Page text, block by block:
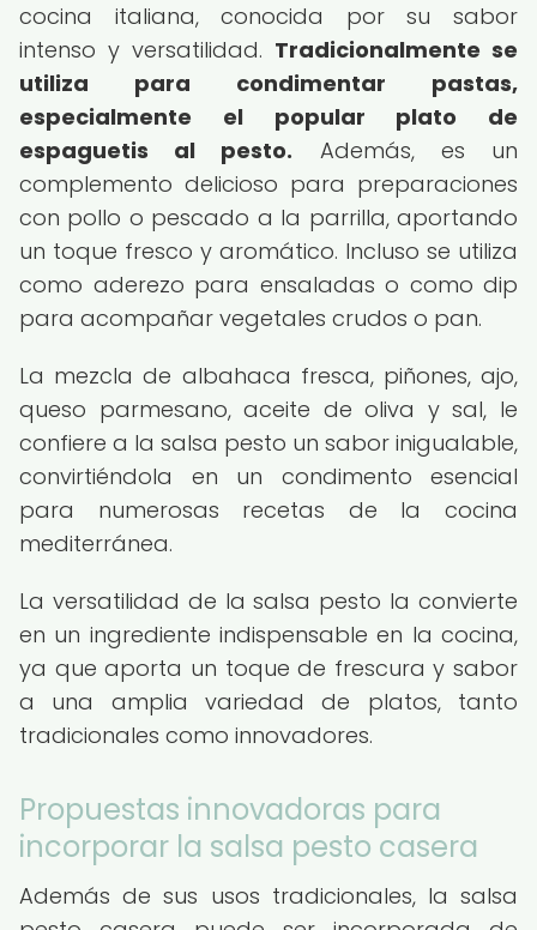
cocina italiana, conocida por su sabor
intenso y versatilidad. Tradicionalmente se
utiliza para condimentar pastas,
especialmente el popular plato de
espaguetis al pesto. Además, es un
complemento delicioso para preparaciones
con pollo o pescado a la parrilla, aportando
un toque fresco y aromático. Incluso se utiliza
como aderezo para ensaladas o como dip
para acompañar vegetales crudos o pan.
La mezcla de albahaca fresca, piñones, ajo,
queso parmesano, aceite de oliva y sal, le
confiere a la salsa pesto un sabor inigualable,
convirtiéndola en un condimento esencial
para numerosas recetas de la cocina
mediterránea.
La versatilidad de la salsa pesto la convierte
en un ingrediente indispensable en la cocina,
ya que aporta un toque de frescura y sabor
a una amplia variedad de platos, tanto
tradicionales como innovadores.
Propuestas innovadoras para
incorporar la salsa pesto casera
Además de sus usos tradicionales, la salsa